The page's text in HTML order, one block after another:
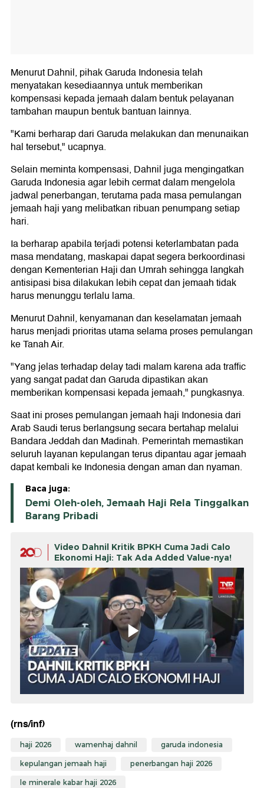
Menurut Dahnil, pihak Garuda Indonesia telah
menyatakan kesediaannya untuk memberikan
kompensasi kepada jemaah dalam bentuk pelayanan
tambahan maupun bentuk bantuan lainnya.
"Kami berharap dari Garuda melakukan dan menunaikan
hal tersebut," ucapnya.
Selain meminta kompensasi, Dahnil juga mengingatkan
Garuda Indonesia agar lebih cermat dalam mengelola
jadwal penerbangan, terutama pada masa pemulangan
jemaah haji yang melibatkan ribuan penumpang setiap
hari.
Ia berharap apabila terjadi potensi keterlambatan pada
masa mendatang, maskapai dapat segera berkoordinasi
dengan Kementerian Haji dan Umrah sehingga langkah
antisipasi bisa dilakukan lebih cepat dan jemaah tidak
harus menunggu terlalu lama.
Menurut Dahnil, kenyamanan dan keselamatan jemaah
harus menjadi prioritas utama selama proses pemulangan
ke Tanah Air.
"Yang jelas terhadap delay tadi malam karena ada traffic
yang sangat padat dan Garuda dipastikan akan
memberikan kompensasi kepada jemaah," pungkasnya.
Saat ini proses pemulangan jemaah haji Indonesia dari
Arab Saudi terus berlangsung secara bertahap melalui
Bandara Jeddah dan Madinah. Pemerintah memastikan
seluruh layanan kepulangan terus dipantau agar jemaah
dapat kembali ke Indonesia dengan aman dan nyaman.
Baca juga:
Demi Oleh-oleh, Jemaah Haji Rela Tinggalkan
Barang Pribadi
Video Dahnil Kritik BPKH Cuma Jadi Calo
Ekonomi Haji: Tak Ada Added Value-nya!
(rns/inf)
haji 2026 wamenhaj dahnil garuda indonesia
kepulangan jemaah haji penerbangan haji 2026
le minerale kabar haji 2026